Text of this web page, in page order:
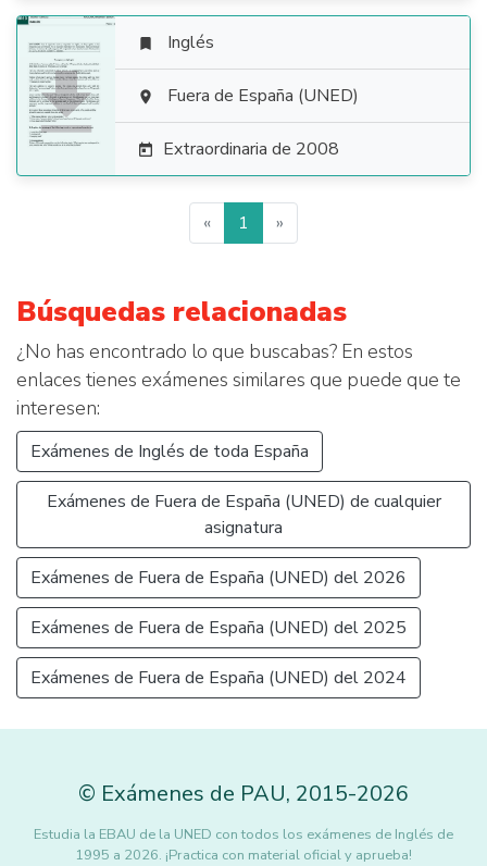

 Inglés
 Fuera de España (UNED)
 Extraordinaria de 2008
« 1 »
Búsquedas relacionadas
¿No has encontrado lo que buscabas? En estos
enlaces tienes exámenes similares que puede que te
interesen:
Exámenes de Inglés de toda España
Exámenes de Fuera de España (UNED) de cualquier
asignatura
Exámenes de Fuera de España (UNED) del 2026
Exámenes de Fuera de España (UNED) del 2025
Exámenes de Fuera de España (UNED) del 2024
© Exámenes de PAU, 2015-2026
Estudia la EBAU de la UNED con todos los exámenes de Inglés de
1995 a 2026. ¡Practica con material oficial y aprueba!